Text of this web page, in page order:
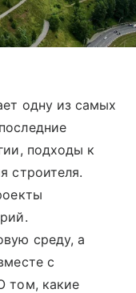
одну из самых
подходы к
строителя.
среду, а
с
том, какие